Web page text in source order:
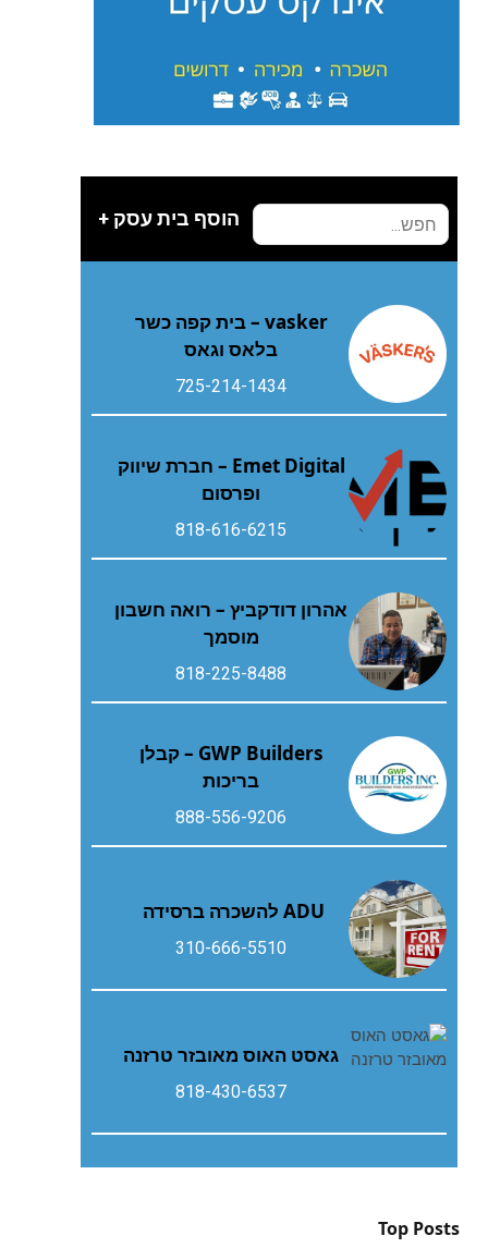
הוסף בית עסק +
vasker – בית קפה כשר
בלאס וגאס
725-214-1434
Emet Digital – חברת שיווק
ופרסום
818-616-6215
אהרון דודקביץ – רואה חשבון
מוסמך
818-225-8488
GWP Builders – קבלן
בריכות
888-556-9206
ADU להשכרה ברסידה
310-666-5510
גאסט‭ ‬האוס‭ ‬מאובזר‭ ‬טרזנה
818-430-6537
Top Posts